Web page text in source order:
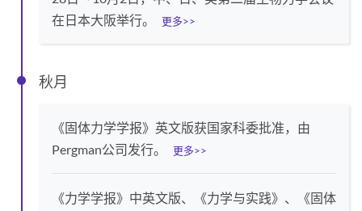
在日本大阪举行。
更多>>
秋月
《固体力学学报》英文版获国家科委批准，由
Pergman公司发行。
更多>>
《力学学报》中英文版、《力学与实践》、《固体